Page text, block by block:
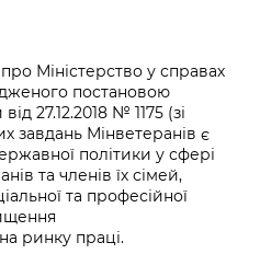
що
КМВА
громадян
міста
ділянки
доступом
та
та анонси від
/
запит /
Міністерство у справах
постановою
27.12.2018 № 1175 (зі
завдань Мінветеранів є
політики у сфері
та членів їх сімей,
та професійної
ринку праці.